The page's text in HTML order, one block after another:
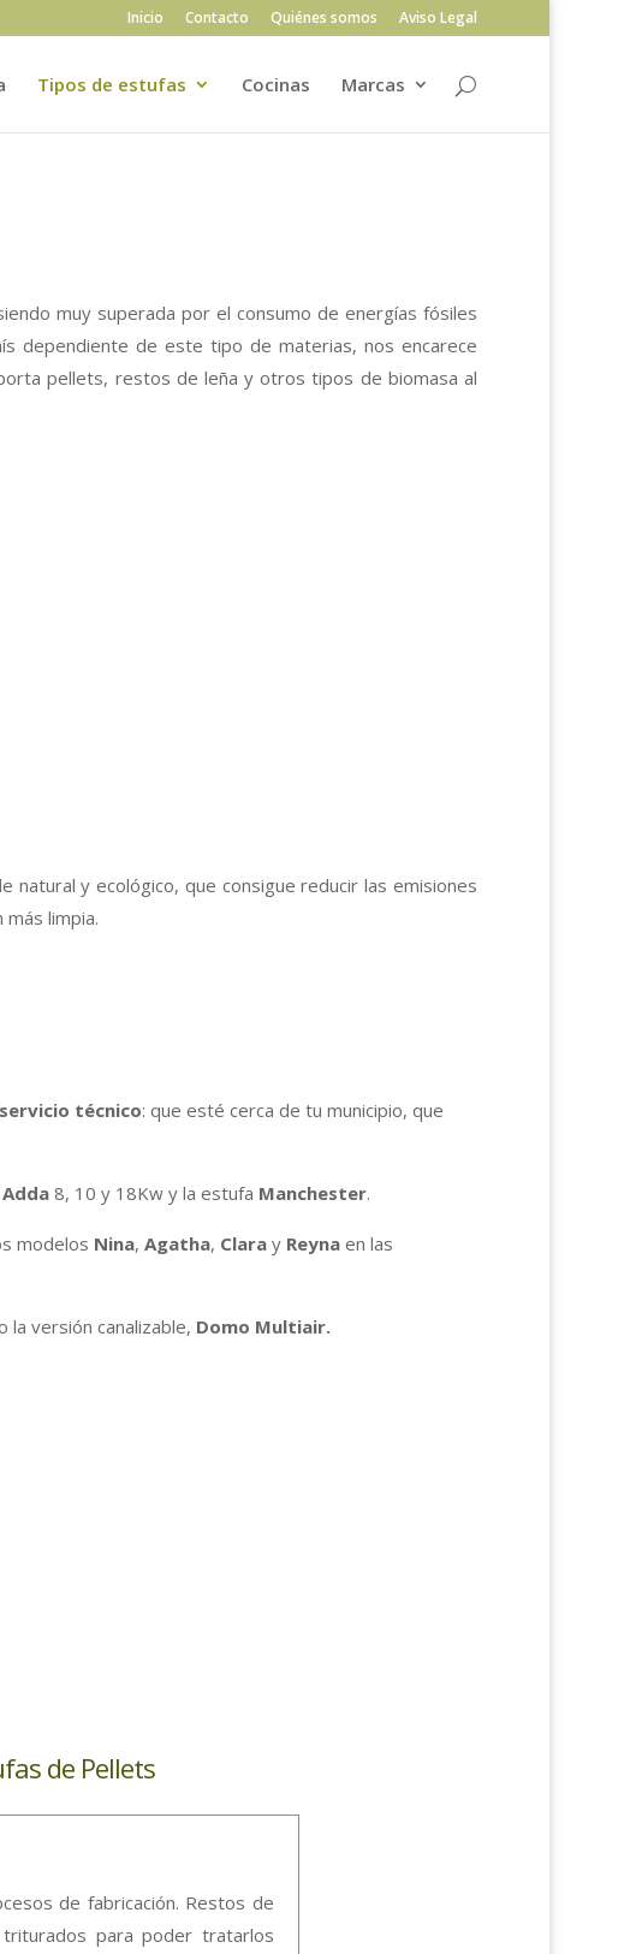
Inicio Contacto Quiénes somos Aviso Legal
Tipos de estufas Cocinas Marcas
muy superada por el consumo de energías fósiles
dependiente de este tipo de materias, nos encarece
pellets, restos de leña y otros tipos de biomasa al
natural y ecológico, que consigue reducir las emisiones
limpia.
técnico: que esté cerca de tu municipio, que
Adda 8, 10 y 18Kw y la estufa Manchester.
modelos Nina, Agatha, Clara y Reyna en las
la versión canalizable, Domo Multiair.
de Pellets
de fabricación. Restos de
para poder tratarlos